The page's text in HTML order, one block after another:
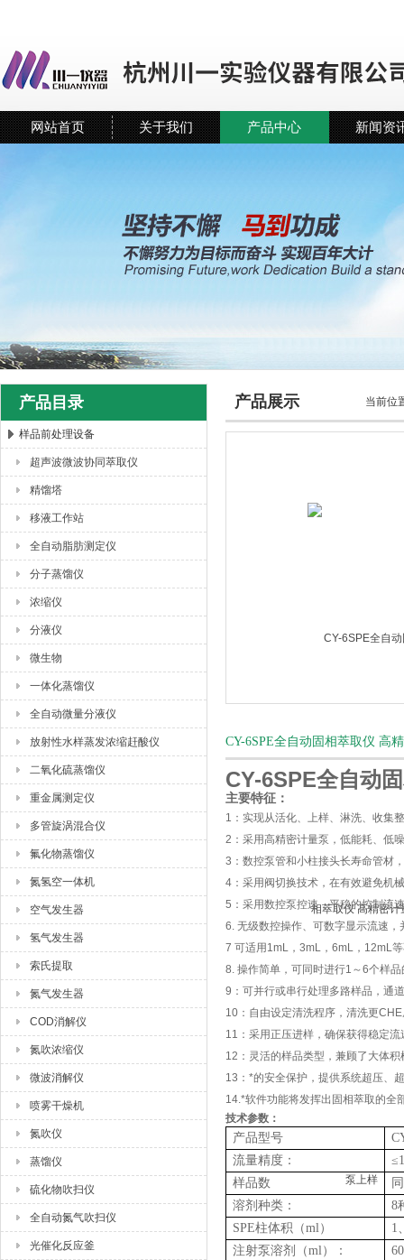
杭州川一实验仪器有限公司
网站首页 关于我们 产品中心 新闻资
产品目录
样品前处理设备
超声波微波协同萃取仪
精馏塔
移液工作站
全自动脂肪测定仪
分子蒸馏仪
浓缩仪
分液仪
微生物
一体化蒸馏仪
全自动微量分液仪
放射性水样蒸发浓缩赶酸仪
二氧化硫蒸馏仪
重金属测定仪
多管旋涡混合仪
氟化物蒸馏仪
氮氢空一体机
空气发生器
氢气发生器
索氏提取
氮气发生器
COD消解仪
氮吹浓缩仪
微波消解仪
喷雾干燥机
氮吹仪
蒸馏仪
硫化物吹扫仪
全自动氮气吹扫仪
光催化反应釜
产品展示 当前位
CY-6SPE全自动固相萃取仪 高
CY-6SPE全自动
主要特征：
1：实现从活化、上样、淋洗、收集
2：采用高精密计量泵，低能耗、低
3：数控泵管和小柱接头长寿命管材
4：采用阀切换技术，在有效避免机
5：采用数控泵控速，平稳的控制流
6. 无级数控操作、可数字显示流速，
7 可适用1mL，3mL，6mL，12mL
8. 操作简单，可同时进行1～6个样品
9：可并行或串行处理多路样品，通
10：自由设定清洗程序，清洗更
11：采用正压进样，确保获得稳定流
12：灵活的样品类型，兼顾了大体
13：*的安全保护，提供系统超压、
14.*软件功能将发挥出固相萃取的全
技术参数：
产品型号
流量精度：
样品数
溶剂种类：
8
SPE柱体积（ml）
1
注射泵溶剂（ml）：
60